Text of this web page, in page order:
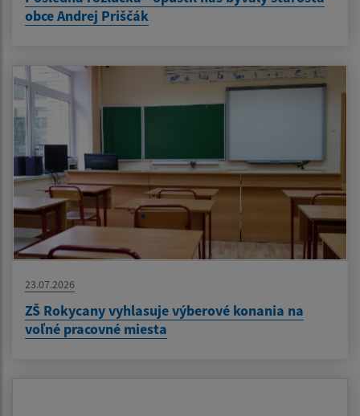
obce Andrej Priščák
23.07.2026
ZŠ Rokycany vyhlasuje výberové konania na
voľné pracovné miesta